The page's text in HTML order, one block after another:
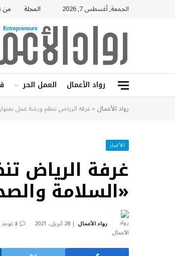
الجمعة, أغسطس 7, 2026 المجلة من
رواد الأعمال العمل الحر
رواد الأعمال»غرفة الرياض تنظم ورشة عمل
الأخبار
غرفة الرياض
«السلامة
رواد الأعمال 28 أبريل، 2021 لا